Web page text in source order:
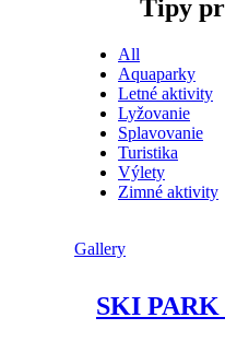
Tipy
All
Aquaparky
Letné aktivity
Lyžovanie
Splavovanie
Turistika
Výlety
Zimné aktivity
Gallery
SKI